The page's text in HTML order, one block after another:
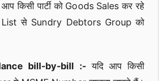
किसी पार्टी को Goods Sales कर रहे
से Sundry Debtors Group को
bill-by-bill :-यदि आप किसी